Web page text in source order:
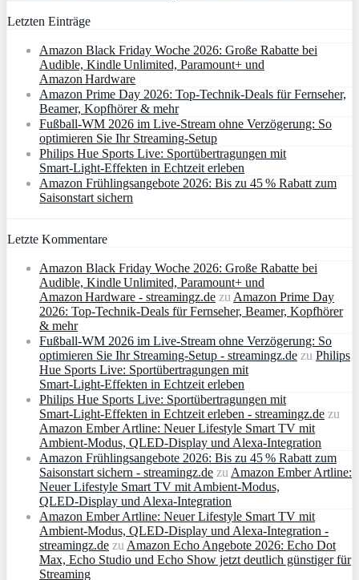
Letzten Einträge
Amazon Black Friday Woche 2026: Große Rabatte bei
Audible, Kindle Unlimited, Paramount+ und
Amazon Hardware
Amazon Prime Day 2026: Top-Technik-Deals für Fernseher,
Beamer, Kopfhörer & mehr
Fußball-WM 2026 im Live-Stream ohne Verzögerung: So
optimieren Sie Ihr Streaming-Setup
Philips Hue Sports Live: Sportübertragungen mit
Smart‑Light‑Effekten in Echtzeit erleben
Amazon Frühlingsangebote 2026: Bis zu 45 % Rabatt zum
Saisonstart sichern
Letzte Kommentare
Amazon Black Friday Woche 2026: Große Rabatte bei
Audible, Kindle Unlimited, Paramount+ und
Amazon Hardware - streamingz.de zu Amazon Prime Day
2026: Top-Technik-Deals für Fernseher, Beamer, Kopfhörer
& mehr
Fußball-WM 2026 im Live-Stream ohne Verzögerung: So
optimieren Sie Ihr Streaming-Setup - streamingz.de zu Philips
Hue Sports Live: Sportübertragungen mit
Smart‑Light‑Effekten in Echtzeit erleben
Philips Hue Sports Live: Sportübertragungen mit
Smart‑Light‑Effekten in Echtzeit erleben - streamingz.de zu
Amazon Ember Artline: Neuer Lifestyle Smart TV mit
Ambient‑Modus, QLED‑Display und Alexa‑Integration
Amazon Frühlingsangebote 2026: Bis zu 45 % Rabatt zum
Saisonstart sichern - streamingz.de zu Amazon Ember Artline:
Neuer Lifestyle Smart TV mit Ambient‑Modus,
QLED‑Display und Alexa‑Integration
Amazon Ember Artline: Neuer Lifestyle Smart TV mit
Ambient‑Modus, QLED‑Display und Alexa‑Integration -
streamingz.de zu Amazon Echo Angebote 2026: Echo Dot
Max, Echo Studio und Echo Show jetzt deutlich günstiger für
Streaming